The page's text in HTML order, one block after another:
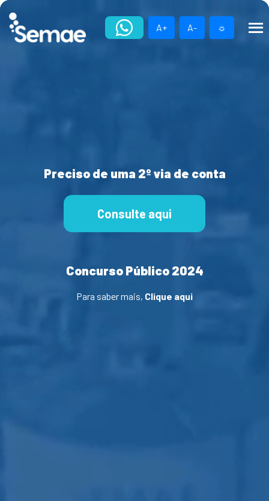
Skip
content
A+ A- ☼
Preciso de uma 2º via de conta
Consulte aqui
Concurso Público 2024
Para saber mais, Clique aqui